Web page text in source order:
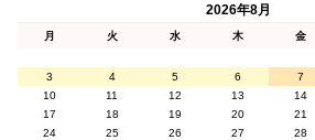
2026年8月
月 火 水 木 金
3
4 5 6 7
10
11 12 13 14
17
18 19 20 21
24
25 26 27 28